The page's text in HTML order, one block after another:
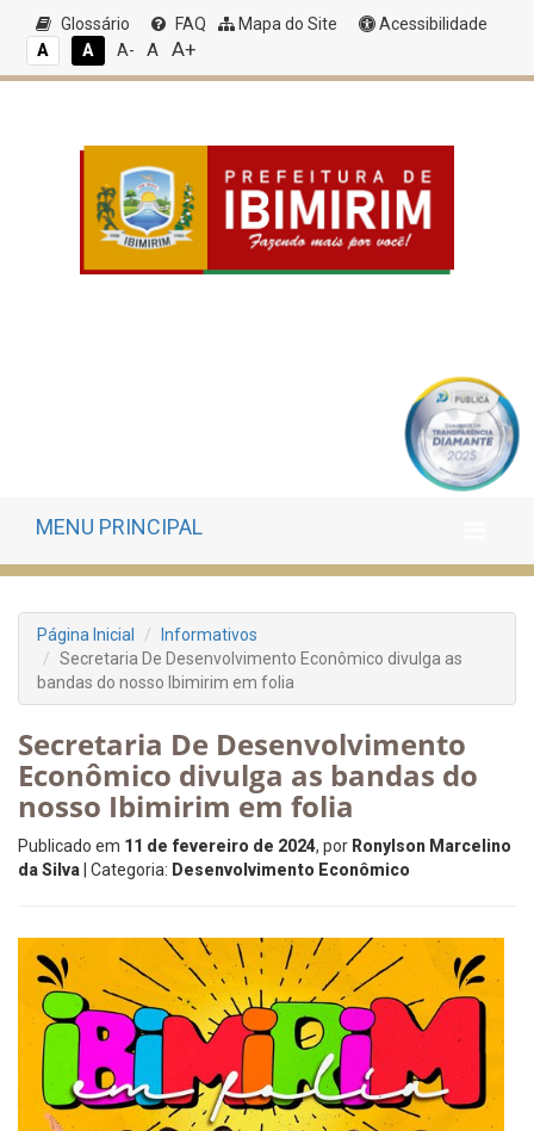
Glossário FAQ Mapa do Site
Acessibilidade
A
A A- A A+
MENU PRINCIPAL
Página Inicial
Informativos
Secretaria De Desenvolvimento Econômico divulga as
bandas do nosso Ibimirim em folia
Secretaria De Desenvolvimento
Econômico divulga as bandas do
nosso Ibimirim em folia
Publicado em 11 de fevereiro de 2024, por Ronylson Marcelino
da Silva | Categoria: Desenvolvimento Econômico